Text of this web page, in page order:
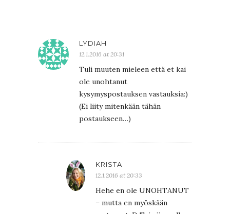
LYDIAH
12.1.2016 at 20:31
Tuli muuten mieleen että et kai
ole unohtanut
kysymyspostauksen vastauksia:)
(Ei liity mitenkään tähän
postaukseen…)
KRISTA
12.1.2016 at 20:33
Hehe en ole UNOHTANUT
– mutta en myöskään